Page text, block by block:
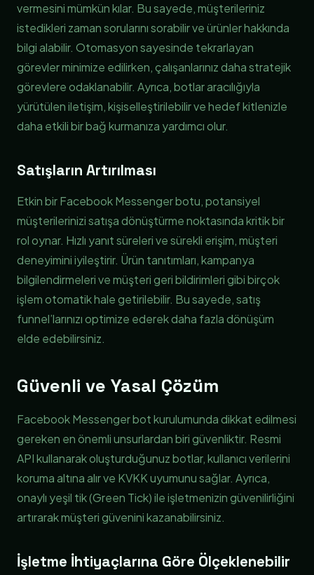
vermesini mümkün kılar. Bu sayede, müşterileriniz
istedikleri zaman sorularını sorabilir ve ürünler hakkında
bilgi alabilir. Otomasyon sayesinde tekrarlayan
görevler minimize edilirken, çalışanlarınız daha stratejik
görevlere odaklanabilir. Ayrıca, botlar aracılığıyla
yürütülen iletişim, kişiselleştirilebilir ve hedef kitlenizle
daha etkili bir bağ kurmanıza yardımcı olur.
Satışların Artırılması
Etkin bir Facebook Messenger botu, potansiyel
müşterilerinizi satışa dönüştürme noktasında kritik bir
rol oynar. Hızlı yanıt süreleri ve sürekli erişim, müşteri
deneyimini iyileştirir. Ürün tanıtımları, kampanya
bilgilendirmeleri ve müşteri geri bildirimleri gibi birçok
işlem otomatik hale getirilebilir. Bu sayede, satış
funnel’larınızı optimize ederek daha fazla dönüşüm
elde edebilirsiniz.
Güvenli ve Yasal Çözüm
Facebook Messenger bot kurulumunda dikkat edilmesi
gereken en önemli unsurlardan biri güvenliktir. Resmi
API kullanarak oluşturduğunuz botlar, kullanıcı verilerini
koruma altına alır ve KVKK uyumunu sağlar. Ayrıca,
onaylı yeşil tik (Green Tick) ile işletmenizin güvenilirliğini
artırarak müşteri güvenini kazanabilirsiniz.
İşletme İhtiyaçlarına Göre Ölçeklenebilir